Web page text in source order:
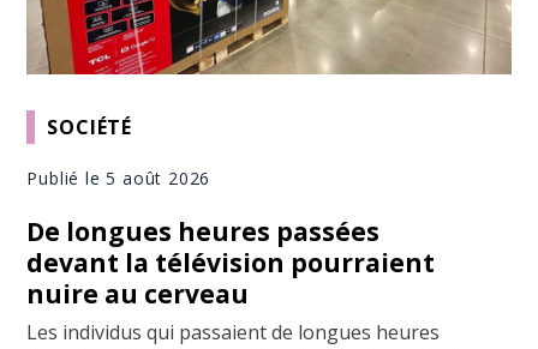
SOCIÉTÉ
Publié le 5 août 2026
De longues heures passées
devant la télévision pourraient
nuire au cerveau
Les individus qui passaient de longues heures